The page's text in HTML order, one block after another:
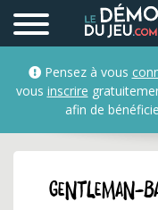
Pensez à vous
vous inscrire
afin de
gentleman-